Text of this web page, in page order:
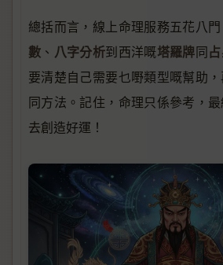
總括而言，線上命理服務五花八
數 、 八字分析到西洋嘅塔羅牌同
要清楚自己需要乜嘢類型嘅幫助
同方法。記住，命理只係參考，
去創造好運！